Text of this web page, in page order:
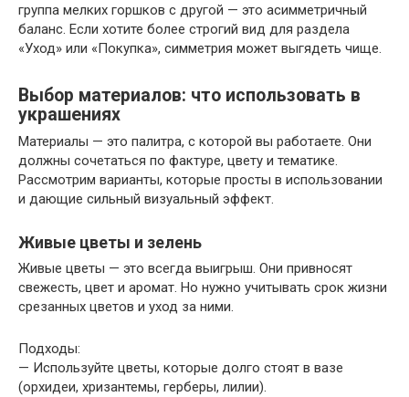
группа мелких горшков с другой — это асимметричный
баланс. Если хотите более строгий вид для раздела
«Уход» или «Покупка», симметрия может выгядеть чище.
Выбор материалов: что использовать в
украшениях
Материалы — это палитра, с которой вы работаете. Они
должны сочетаться по фактуре, цвету и тематике.
Рассмотрим варианты, которые просты в использовании
и дающие сильный визуальный эффект.
Живые цветы и зелень
Живые цветы — это всегда выигрыш. Они привносят
свежесть, цвет и аромат. Но нужно учитывать срок жизни
срезанных цветов и уход за ними.
Подходы:
— Используйте цветы, которые долго стоят в вазе
(орхидеи, хризантемы, герберы, лилии).